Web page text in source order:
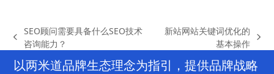
previous
SEO顾问需要具备什么SEO技术
咨询能力？
新站网站关键词优化的
基本操作
以两米道品牌生态理念为指引，提供品牌战略